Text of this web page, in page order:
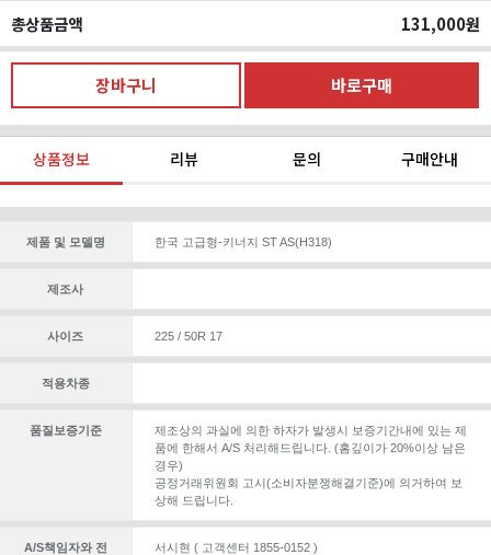
총상품금액 131,000원
상품정보 리뷰 문의 구매안내
제품 및 모델명 한국 고급형-키너지 ST AS(H318)
제조사
사이즈 225 / 50R 17
적용차종
품질보증기준
제조상의 과실에 의한 하자가 발생시 보증기간내에 있는 제
품에 한해서 A/S 처리해드립니다. (홈깊이가 20%이상 남은
경우)
공정거래위원회 고시(소비자분쟁해결기준)에 의거하여 보
상해 드립니다.
A/S책임자와 전
서시현 ( 고객센터 1855-0152 )